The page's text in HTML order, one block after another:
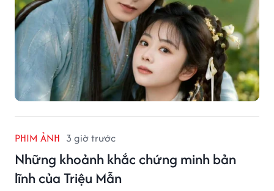
PHIM ẢNH 3 giờ trước
Những khoảnh khắc chứng minh bản
lĩnh của Triệu Mẫn